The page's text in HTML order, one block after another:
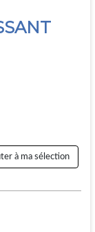
à ma sélection